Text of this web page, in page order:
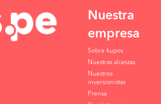
Nuestra
empresa
Sobre kupos
Nuestras alianzas
Nuestros
inversionistas
Prensa